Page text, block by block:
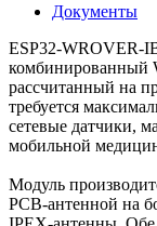
Документы
ESP32-WROVER-
комбинированный
рассчитанный на
требуется
сетевые датчики,
мобильной
Модуль
PCB-антенной на